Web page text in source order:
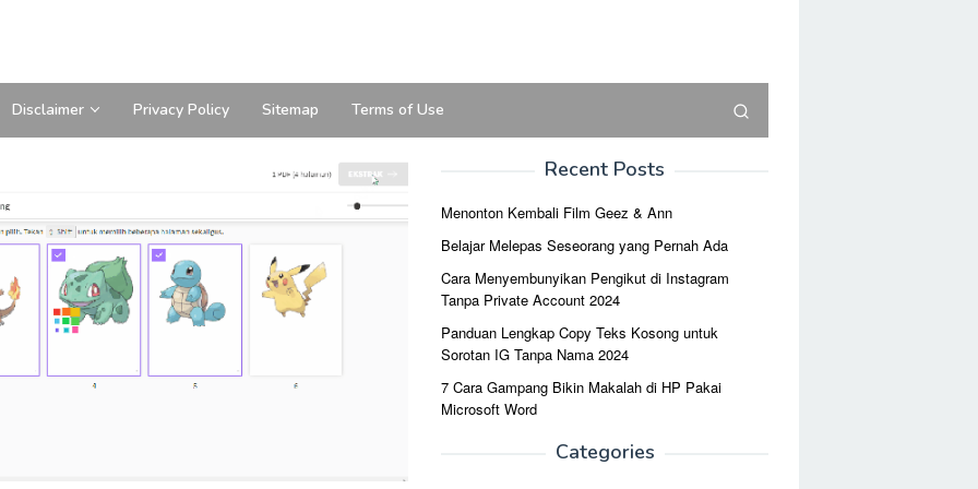
Disclaimer Privacy Policy Sitemap Terms of Use
Recent Posts
Menonton Kembali Film Geez & Ann
Belajar Melepas Seseorang yang Pernah Ada
Cara Menyembunyikan Pengikut di Instagram
Tanpa Private Account 2024
Panduan Lengkap Copy Teks Kosong untuk
Sorotan IG Tanpa Nama 2024
7 Cara Gampang Bikin Makalah di HP Pakai
Microsoft Word
Categories